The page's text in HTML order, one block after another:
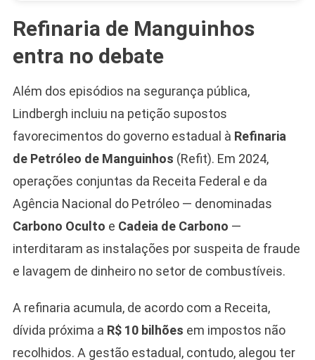
Refinaria de Manguinhos
entra no debate
Além dos episódios na segurança pública,
Lindbergh incluiu na petição supostos
favorecimentos do governo estadual à Refinaria
de Petróleo de Manguinhos (Refit). Em 2024,
operações conjuntas da Receita Federal e da
Agência Nacional do Petróleo — denominadas
Carbono Oculto e Cadeia de Carbono —
interditaram as instalações por suspeita de fraude
e lavagem de dinheiro no setor de combustíveis.
A refinaria acumula, de acordo com a Receita,
dívida próxima a R$ 10 bilhões em impostos não
recolhidos. A gestão estadual, contudo, alegou ter